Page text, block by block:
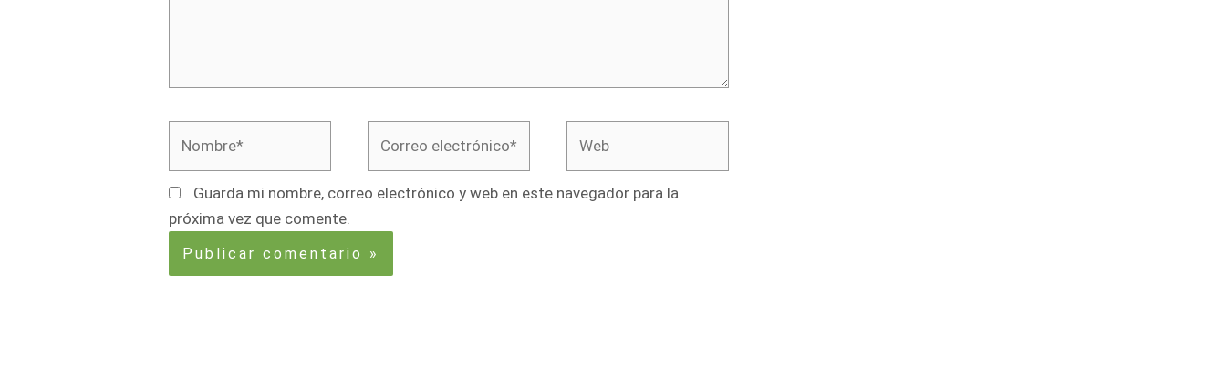
Guarda mi nombre, correo electrónico y web en este navegador para la
próxima vez que comente.